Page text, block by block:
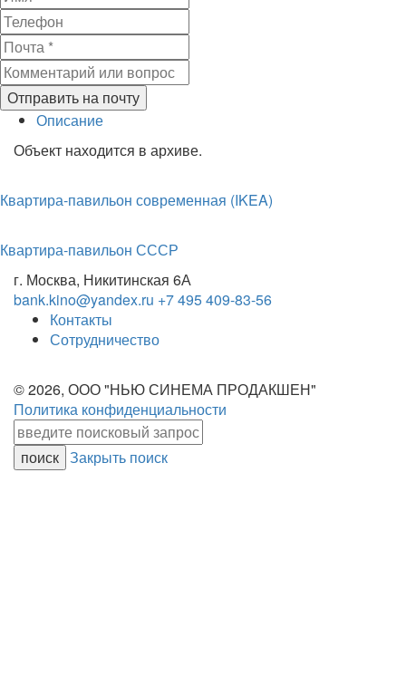
Отправить на почту
Описание
Объект находится в архиве.
Квартира-павильон современная (IKEA)
Квартира-павильон СССР
г. Москва, Никитинская 6А
bank.kino@yandex.ru +7 495 409-83-56
Контакты
Сотрудничество
© 2026, ООО "НЬЮ СИНЕМА ПРОДАКШЕН"
Политика конфиденциальности
Закрыть поиск